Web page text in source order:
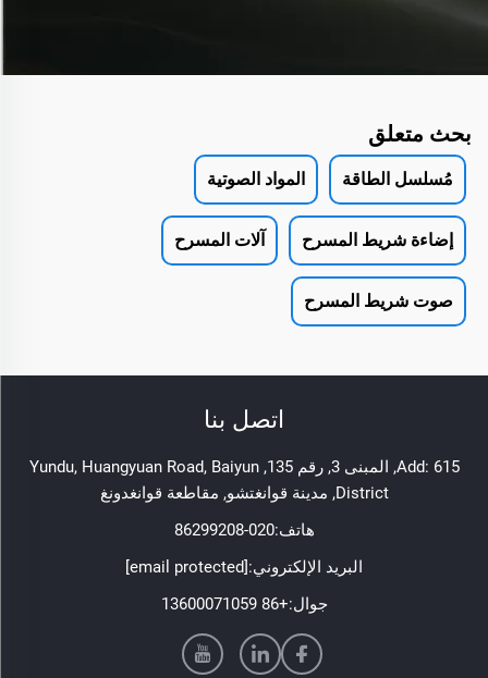
بحث متعلق
مُسلسل الطاقة المواد الصوتية
إضاءة شريط المسرح آلات المسرح
صوت شريط المسرح
اتصل بنا
Add: 615, المبنى 3, رقم 135, Yundu, Huangyuan Road, Baiyun
District, مدينة قوانغتشو, مقاطعة قوانغدونغ
هاتف:020-86299208
البريد الإلكتروني:
جوال:+86 13600071059